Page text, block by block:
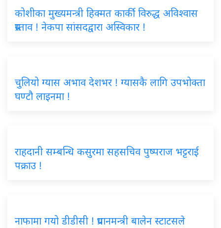
कोशीका मुख्यमन्त्री हिक्मत कार्की विरुद्ध अविश्वास
प्रस्ताव ! नेकपा सांसदद्वारा अस्विकार !
चुलियो ग्यास अभाव देशभर ! ग्यासकै लागि उपभोक्ता
घण्टौ लाइनमा !
राहदानी सम्बन्धि कसुरमा सहसचिव पुष्पराज भट्टराई
पक्राउ !
नाफामा गयो डीडीसी ! प्रधानमन्त्री बालेन स्टाटसले